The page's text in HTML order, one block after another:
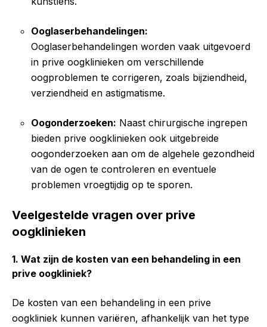
Ooglaserbehandelingen:
Ooglaserbehandelingen worden vaak uitgevoerd
in prive oogklinieken om verschillende
oogproblemen te corrigeren, zoals bijziendheid,
verziendheid en astigmatisme.
Oogonderzoeken: Naast chirurgische ingrepen
bieden prive oogklinieken ook uitgebreide
oogonderzoeken aan om de algehele gezondheid
van de ogen te controleren en eventuele
problemen vroegtijdig op te sporen.
Veelgestelde vragen over prive
oogklinieken
1. Wat zijn de kosten van een behandeling in een
prive oogkliniek?
De kosten van een behandeling in een prive
oogkliniek kunnen variëren, afhankelijk van het type